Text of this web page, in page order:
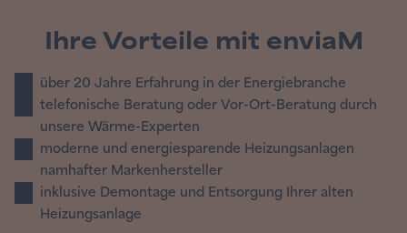
Ihre Vorteile mit enviaM
über 20 Jahre Erfahrung in der Energiebranche
telefonische Beratung oder Vor-Ort-Beratung durch
unsere Wärme-Experten
moderne und energiesparende Heizungsanlagen
namhafter Markenhersteller
inklusive Demontage und Entsorgung Ihrer alten
Heizungsanlage